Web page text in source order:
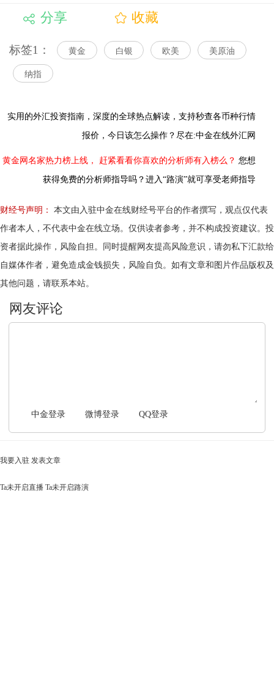
分享 收藏
标签1： 黄金 白银 欧美 美原油
纳指
实用的外汇投资指南， 深度的全球热点解读， 支持秒查各币种行情
报价，今日该怎么操作？尽在:中金在线外汇网
黄金网名家热力榜上线， 赶紧看看你喜欢的分析师有入榜么？ 您想
获得免费的分析师指导吗？进入“路演”就可享受老师指导
财经号声明：
本文由入驻中金在线财经号平台的作者撰写，观点仅代表
作者本人，不代表中金在线立场。仅供读者参考，并不构成投资建议。投
资者据此操作，风险自担。同时提醒网友提高风险意识，请勿私下汇款给
自媒体作者，避免造成金钱损失，风险自负。如有文章和图片作品版权及
其他问题，请联系本站。
中金登录 微博登录 QQ登录
我要入驻 发表文章
Ta未开启直播 Ta未开启路演